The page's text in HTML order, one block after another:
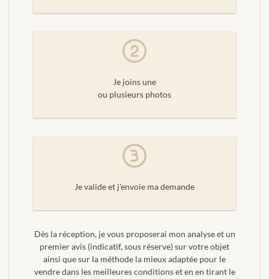
Je joins une
ou plusieurs photos
Je valide et j'envoie ma demande
Dès la réception, je vous proposerai mon analyse et un
premier avis (indicatif, sous réserve) sur votre objet
ainsi que sur la méthode la mieux adaptée pour le
vendre dans les meilleures conditions et en en tirant le